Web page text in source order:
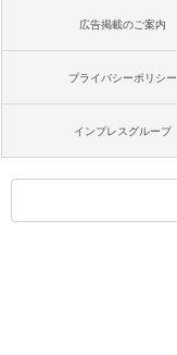
広告掲載のご案内
プライバシーポリシー
インプレスグループ